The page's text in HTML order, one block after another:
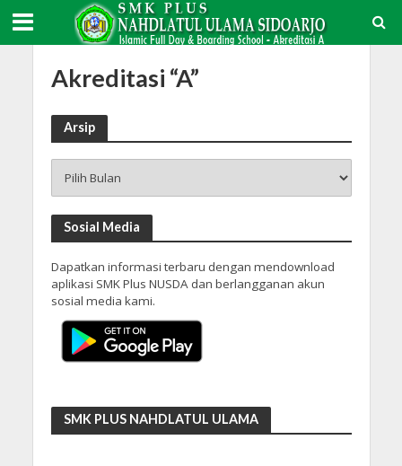
Akreditasi “A”
Arsip
Sosial Media
Dapatkan informasi terbaru dengan mendownload
aplikasi SMK Plus NUSDA dan berlangganan akun
sosial media kami.
SMK PLUS NAHDLATUL ULAMA